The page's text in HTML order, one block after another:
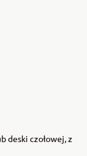
deski czołowej, z